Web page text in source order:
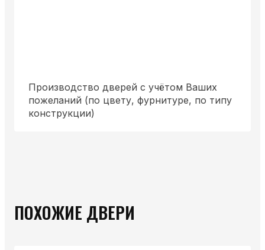
Производство дверей с учётом Ваших
пожеланий (по цвету, фурнитуре, по типу
конструкции)
ПОХОЖИЕ ДВЕРИ